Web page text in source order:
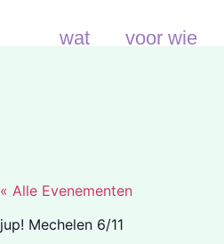
wat voor wie
« Alle Evenementen
jup! Mechelen 6/11